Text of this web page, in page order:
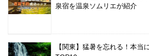
泉宿を温泉ソムリエが紹介
【関東】猛暑を忘れる！本当